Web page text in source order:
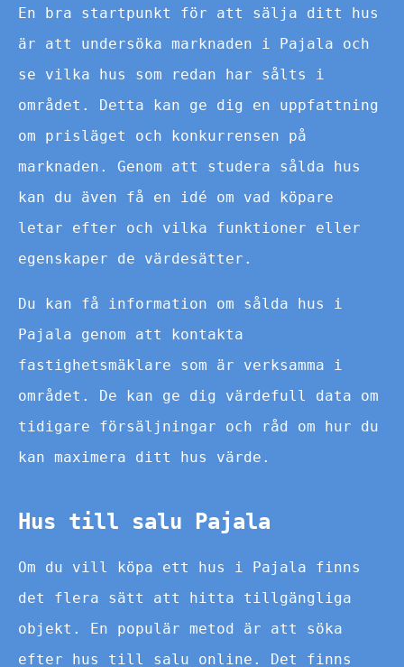
En bra startpunkt för att sälja ditt hus
är att undersöka marknaden i Pajala och
se vilka hus som redan har sålts i
området. Detta kan ge dig en uppfattning
om prisläget och konkurrensen på
marknaden. Genom att studera sålda hus
kan du även få en idé om vad köpare
letar efter och vilka funktioner eller
egenskaper de värdesätter.
Du kan få information om sålda hus i
Pajala genom att kontakta
fastighetsmäklare som är verksamma i
området. De kan ge dig värdefull data om
tidigare försäljningar och råd om hur du
kan maximera ditt hus värde.
Hus till salu Pajala
Om du vill köpa ett hus i Pajala finns
det flera sätt att hitta tillgängliga
objekt. En populär metod är att söka
efter hus till salu online. Det finns